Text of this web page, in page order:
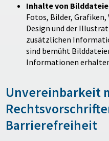
Inhalte von
Fotos, Bilder, Grafiken,
Design und der
zusätzlichen
sind bemüht
Informationen
Unvereinbarkeit
Barrierefreiheit